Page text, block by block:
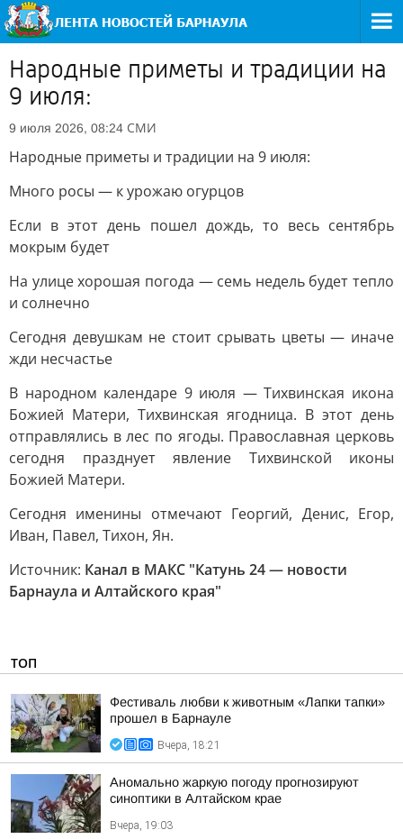
Народные приметы и традиции на
9 июля:
9 июля 2026, 08:24 СМИ
Народные приметы и традиции на 9 июля:
Много росы — к урожаю огурцов
Если в этот день пошел дождь, то весь сентябрь
мокрым будет
На улице хорошая погода — семь недель будет тепло
и солнечно
Сегодня девушкам не стоит срывать цветы — иначе
жди несчастье
В народном календаре 9 июля — Тихвинская икона
Божией Матери, Тихвинская ягодница. В этот день
отправлялись в лес по ягоды. Православная церковь
сегодня празднует явление Тихвинской иконы
Божией Матери.
Сегодня именины отмечают Георгий, Денис, Егор,
Иван, Павел, Тихон, Ян.
Источник: Канал в МАКС "Катунь 24 — новости
Барнаула и Алтайского края"
ТОП
Фестиваль любви к животным «Лапки тапки»
прошел в Барнауле
Вчера, 18:21
Аномально жаркую погоду прогнозируют
синоптики в Алтайском крае
Вчера, 19:03